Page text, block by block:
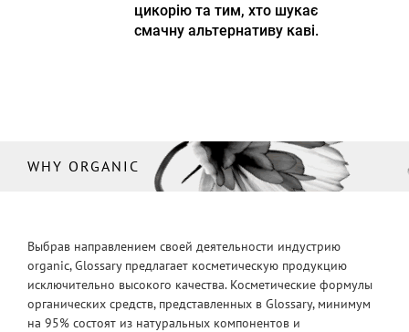
цикорію та тим, хто шукає
смачну альтернативу каві.
WHY ORGANIC
Выбрав направлением своей деятельности индустрию
organic, Glossary предлагает косметическую продукцию
исключительно высокого качества. Косметические формулы
органических средств, представленных в Glossary, минимум
на 95% состоят из натуральных компонентов и